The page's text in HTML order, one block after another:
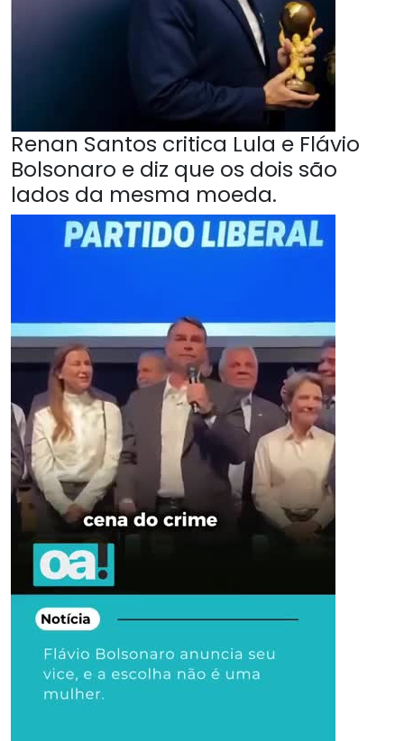
Renan Santos critica Lula e Flávio
Bolsonaro e diz que os dois são
lados da mesma moeda.